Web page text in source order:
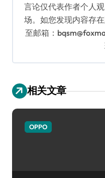
言论仅代表作者个人
场。如您发现内容存
至邮箱：
相关文章
OPPO